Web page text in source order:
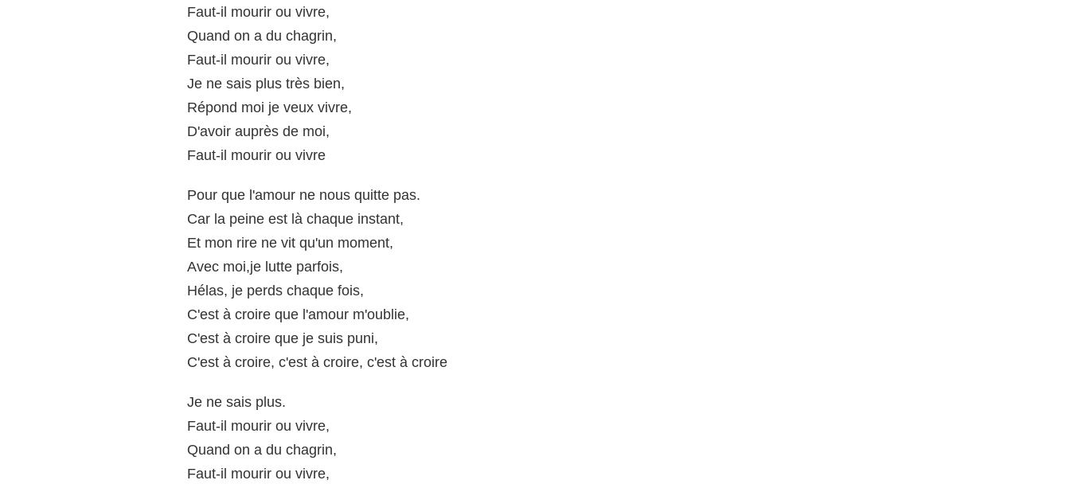
Faut-il mourir ou vivre,
Quand on a du chagrin,
Faut-il mourir ou vivre,
Je ne sais plus très bien,
Répond moi je veux vivre,
D'avoir auprès de moi,
Faut-il mourir ou vivre
Pour que l'amour ne nous quitte pas.
Car la peine est là chaque instant,
Et mon rire ne vit qu'un moment,
Avec moi,je lutte parfois,
Hélas, je perds chaque fois,
C'est à croire que l'amour m'oublie,
C'est à croire que je suis puni,
C'est à croire, c'est à croire, c'est à croire
Je ne sais plus.
Faut-il mourir ou vivre,
Quand on a du chagrin,
Faut-il mourir ou vivre,